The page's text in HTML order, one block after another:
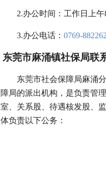
2.办公时间：工作日上午
3.办公电话： 0769-
东莞市麻涌镇社保局联
东莞市社会保障局麻涌
障局的派出机构，是负责管
室、关系股、待遇核发股、
体负责以下公务：